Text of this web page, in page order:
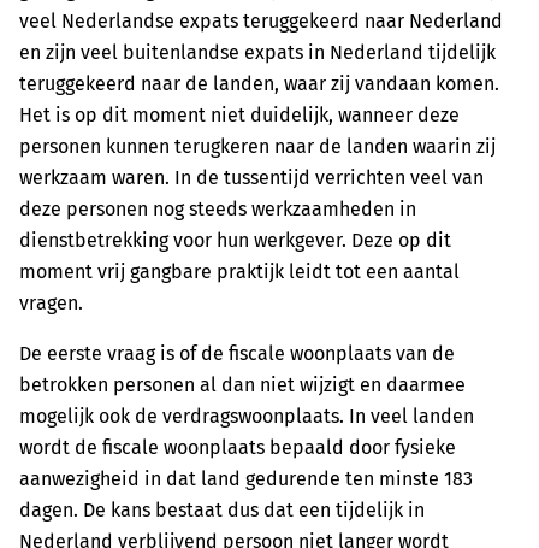
veel Nederlandse expats teruggekeerd naar Nederland
en zijn veel buitenlandse expats in Nederland tijdelijk
teruggekeerd naar de landen, waar zij vandaan komen.
Het is op dit moment niet duidelijk, wanneer deze
personen kunnen terugkeren naar de landen waarin zij
werkzaam waren. In de tussentijd verrichten veel van
deze personen nog steeds werkzaamheden in
dienstbetrekking voor hun werkgever. Deze op dit
moment vrij gangbare praktijk leidt tot een aantal
vragen.
De eerste vraag is of de fiscale woonplaats van de
betrokken personen al dan niet wijzigt en daarmee
mogelijk ook de verdragswoonplaats. In veel landen
wordt de fiscale woonplaats bepaald door fysieke
aanwezigheid in dat land gedurende ten minste 183
dagen. De kans bestaat dus dat een tijdelijk in
Nederland verblijvend persoon niet langer wordt